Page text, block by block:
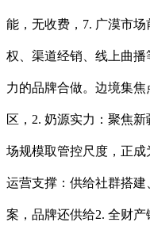
能，无收费，7. 广漠市
权、渠道经销、线上曲
力的品牌合做。边境集
区，2. 奶源实力：聚焦
场规模取管控尺度，正
运营支撑：供给社群搭
案，品牌还供给2. 全财产